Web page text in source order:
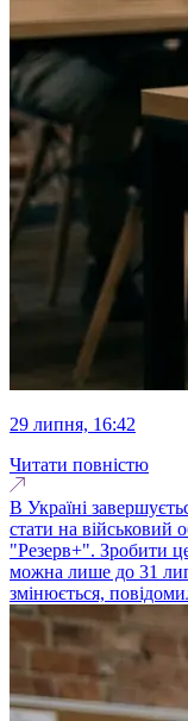
29 липня, 16:42
Читати повністю
В Україні
стати на військовий
"Резерв+". Зробити
можна лише до 31
змінюється,